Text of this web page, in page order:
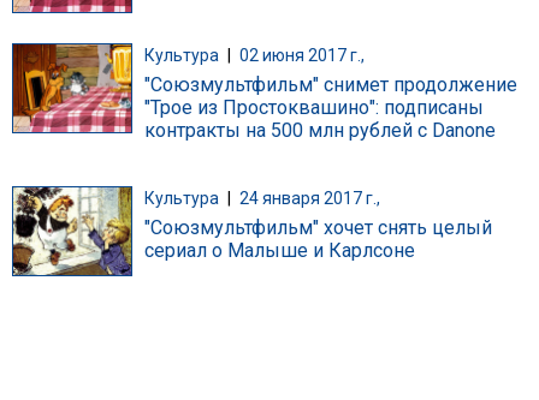
Культура 02 июня 2017 г.,
"Союзмультфильм" снимет продолжение
"Трое из Простоквашино": подписаны
контракты на 500 млн рублей с Danone
Культура 24 января 2017 г.,
"Союзмультфильм" хочет снять целый
сериал о Малыше и Карлсоне